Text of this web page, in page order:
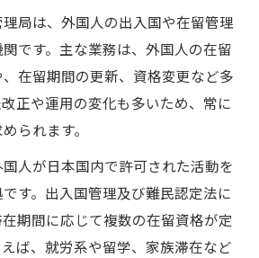
局は、外国人の出入国や在留管理
です。主な業務は、外国人の在留
在留期間の更新、資格変更など多
正や運用の変化も多いため、常に
られます。
人が日本国内で許可された活動を
す。出入国管理及び難民認定法に
期間に応じて複数の在留資格が定
ば、就労系や留学、家族滞在など